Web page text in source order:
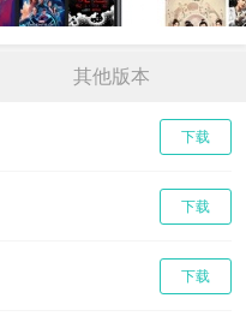
其他版本
下载
下载
下载